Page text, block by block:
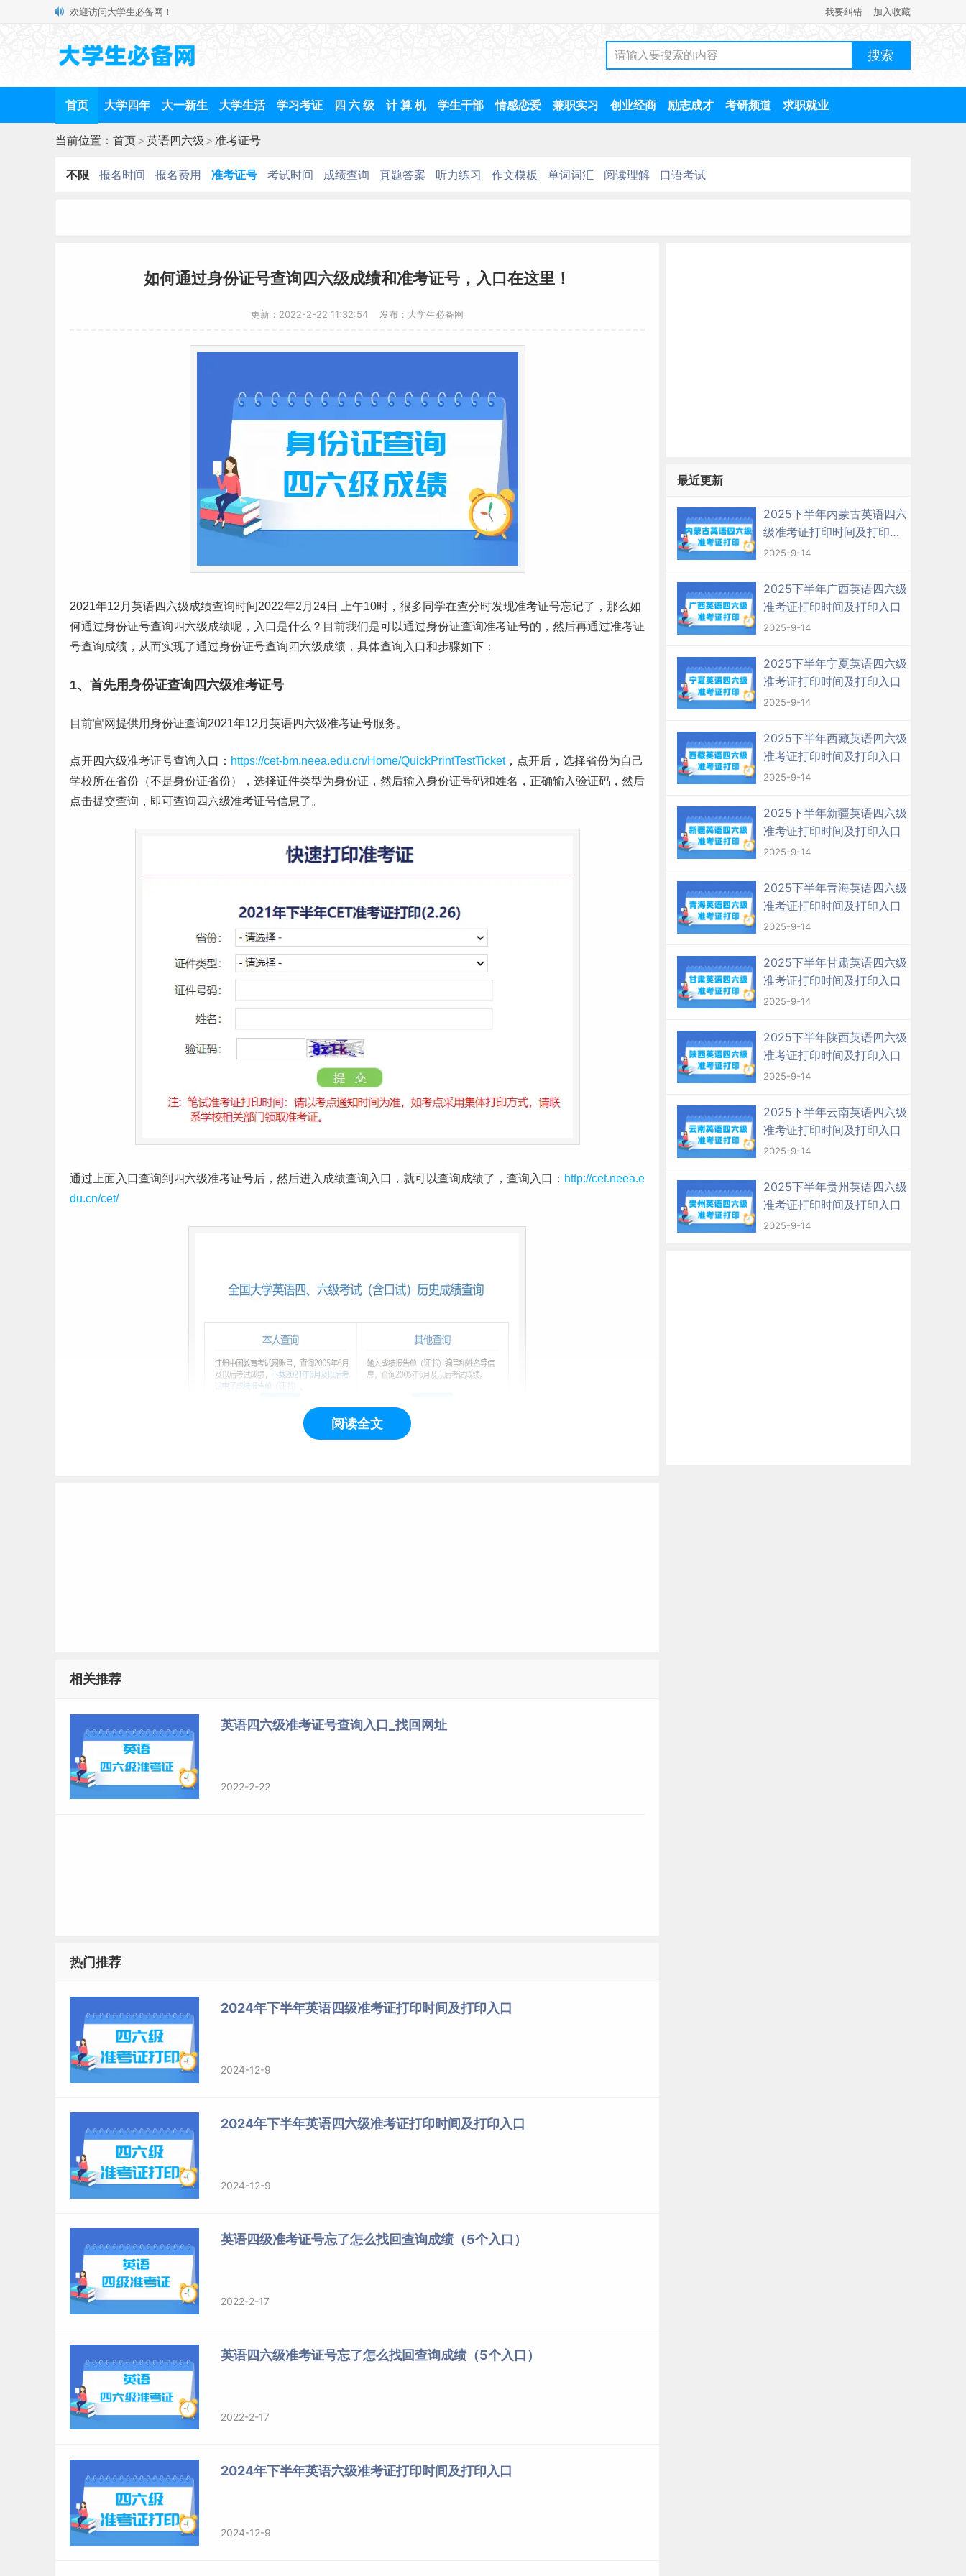
欢迎访问大学生必备网！ 我要纠错 加入收藏
首页 大学四年 大一新生 大学生活 学习考证 四 六 级 计 算 机 学生干部 情感恋爱 兼职实习 创业经商 励志成才 考研频道 求职就业
当前位置： 首页> 英语四六级 > 准考证号
不限 报名时间 报名费用 准考证号 考试时间 成绩查询 真题答案 听力练习 作文模板 单词词汇 阅读理解 口语考试
如何通过身份证号查询四六级成绩和准考证号，入口在这里！
更新：2022-2-22 11:32:54 发布：大学生必备网
2021年12月英语四六级成绩查询时间2022年2月24日 上午10时，很多同学在查分时发现准考证号忘记了，那么如
何通过身份证号查询四六级成绩呢，入口是什么？目前我们是可以通过身份证查询准考证号的，然后再通过准考证
号查询成绩，从而实现了通过身份证号查询四六级成绩，具体查询入口和步骤如下：
1、首先用身份证查询四六级准考证号
目前官网提供用身份证查询2021年12月英语四六级准考证号服务。
点开四六级准考证号查询入口： https://cet-bm.neea.edu.cn/Home/QuickPrintTestTicket，点开后，选择省份为自己
学校所在省份（不是身份证省份），选择证件类型为身份证，然后输入身份证号码和姓名，正确输入验证码，然后
点击提交查询，即可查询四六级准考证号信息了。
通过上面入口查询到四六级准考证号后，然后进入成绩查询入口，就可以查询成绩了，查询入口： http://cet.neea.e
du.cn/cet/
阅读全文
相关推荐
英语四六级准考证号查询入口_找回网址
2022-2-22
热门推荐
2024年下半年英语四级准考证打印时间及打印入口
2024-12-9
2024年下半年英语四六级准考证打印时间及打印入口
2024-12-9
英语四级准考证号忘了怎么找回查询成绩（5个入口）
2022-2-17
英语四六级准考证号忘了怎么找回查询成绩（5个入口）
2022-2-17
2024年下半年英语六级准考证打印时间及打印入口
2024-12-9
最近更新
2025下半年内蒙古英语四六
级准考证打印时间及打印入
口
2025-9-14
2025下半年广西英语四六级
准考证打印时间及打印入口
2025-9-14
2025下半年宁夏英语四六级
准考证打印时间及打印入口
2025-9-14
2025下半年西藏英语四六级
准考证打印时间及打印入口
2025-9-14
2025下半年新疆英语四六级
准考证打印时间及打印入口
2025-9-14
2025下半年青海英语四六级
准考证打印时间及打印入口
2025-9-14
2025下半年甘肃英语四六级
准考证打印时间及打印入口
2025-9-14
2025下半年陕西英语四六级
准考证打印时间及打印入口
2025-9-14
2025下半年云南英语四六级
准考证打印时间及打印入口
2025-9-14
2025下半年贵州英语四六级
准考证打印时间及打印入口
2025-9-14